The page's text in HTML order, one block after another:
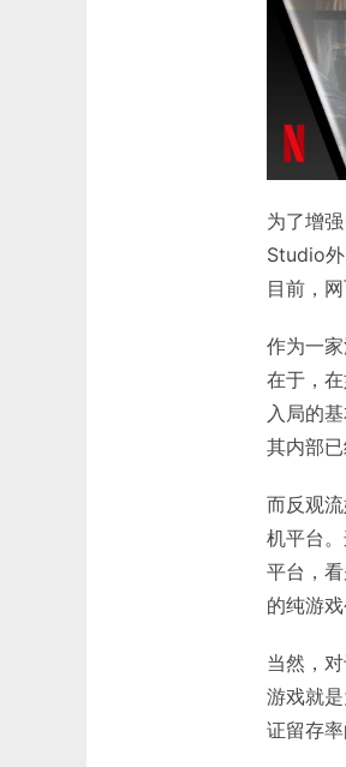
为了增
Studio
目前，
作为一
在于，
入局的
其内部
而反观
机平台
平台，
的纯游戏
当然，
游戏就
证留存